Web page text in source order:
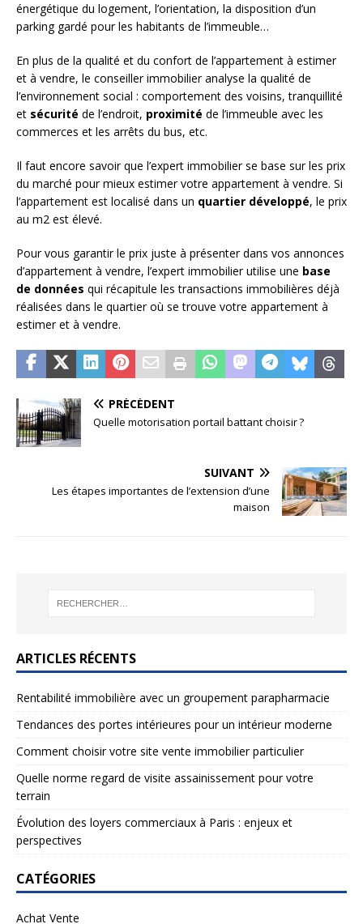
énergétique du logement, l’orientation, la disposition d’un
parking gardé pour les habitants de l’immeuble…
En plus de la qualité et du confort de l’appartement à estimer
et à vendre, le conseiller immobilier analyse la qualité de
l’environnement social : comportement des voisins, tranquillité
et sécurité de l’endroit, proximité de l’immeuble avec les
commerces et les arrêts du bus, etc.
Il faut encore savoir que l’expert immobilier se base sur les prix
du marché pour mieux estimer votre appartement à vendre. Si
l’appartement est localisé dans un quartier développé, le prix
au m2 est élevé.
Pour vous garantir le prix juste à présenter dans vos annonces
d’appartement à vendre, l’expert immobilier utilise une base
de données qui récapitule les transactions immobilières déjà
réalisées dans le quartier où se trouve votre appartement à
estimer et à vendre.
PRÉCÉDENT
Quelle motorisation portail battant choisir ?
SUIVANT
Les étapes importantes de l’extension d’une
maison
ARTICLES RÉCENTS
Rentabilité immobilière avec un groupement parapharmacie
Tendances des portes intérieures pour un intérieur moderne
Comment choisir votre site vente immobilier particulier
Quelle norme regard de visite assainissement pour votre
terrain
Évolution des loyers commerciaux à Paris : enjeux et
perspectives
CATÉGORIES
Achat Vente